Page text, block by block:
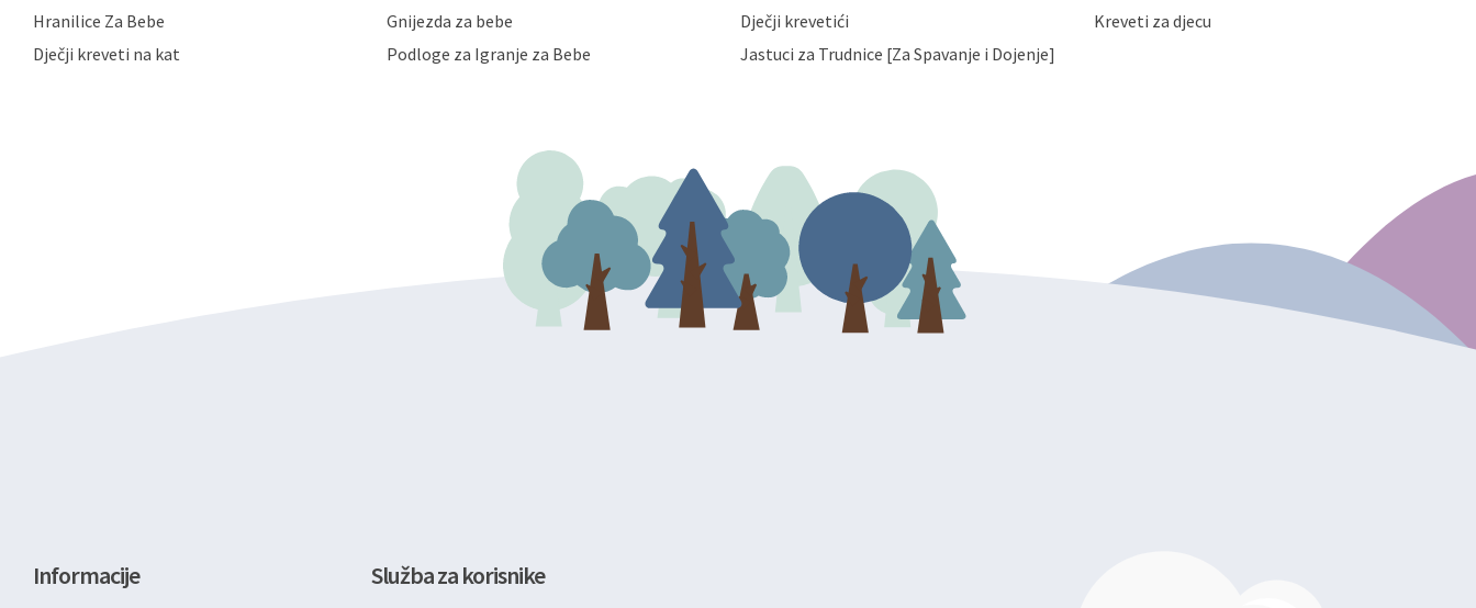
trećim osobama samo u slučajevima koji su dozvoljeni zakonima. Napominjemo da
možete u svako doba, u potpunosti ili djelomice, bez naknade i objašnjenja odustati od
dane privole i zatražiti prestanak aktivnosti obrade Vaših osobnih podataka. Opoziv
Hranilice Za Bebe
Gnijezda za bebe Dječji krevetići
Kreveti za djecu
Dječji kreveti na kat
Podloge za Igranje za Bebe Jastuci za Trudnice [Za Spavanje i Dojenje]
Informacije Služba za korisnike